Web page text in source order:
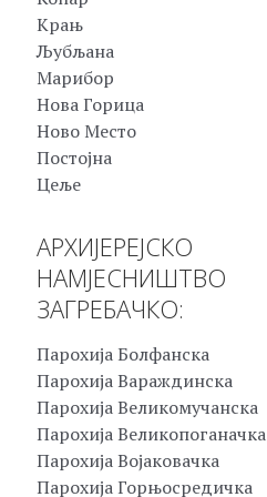
Крањ
Љубљана
Марибор
Нова Горица
Ново Место
Постојна
Цеље
АРХИЈЕРЕЈСКО
НАМЈЕСНИШТВО
ЗАГРЕБАЧКО:
Парохија Болфанска
Парохија Вараждинска
Парохија Великомучанска
Парохија Великопоганачка
Парохија Војаковачка
Парохија Горњосредичка